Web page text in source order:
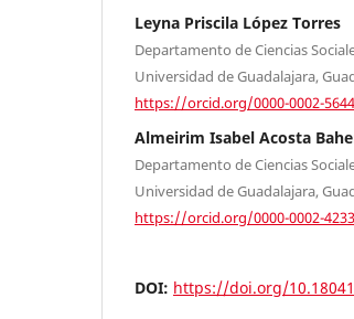
Leyna Priscila López Torres
Departamento de Ciencias
Universidad de Guadalajara,
https://orcid.org/0000-0002-
Almeirim Isabel Acosta
Departamento de Ciencias
Universidad de Guadalajara,
https://orcid.org/0000-0002-
DOI: https://doi.org/